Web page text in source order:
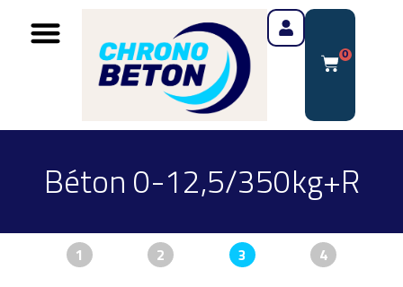
0
Béton 0-12,5/350kg+R
1 2 3 4